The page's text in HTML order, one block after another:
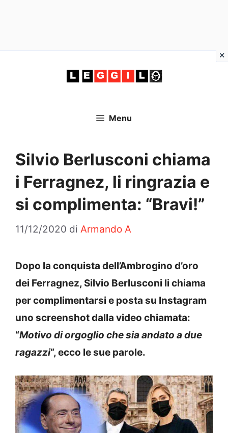
Menu
Silvio Berlusconi chiama
i Ferragnez, li ringrazia e
si complimenta: “Bravi!”
11/12/2020 di Armando A
Dopo la conquista dell’Ambrogino d’oro
dei Ferragnez, Silvio Berlusconi li chiama
per complimentarsi e posta su Instagram
uno screenshot dalla video chiamata:
“Motivo di orgoglio che sia andato a due
ragazzi“, ecco le sue parole.